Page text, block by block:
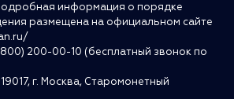
информация о порядке
размещена на официальном сайте
200-00-10 (бесплатный звонок по
г. Москва, Старомонетный